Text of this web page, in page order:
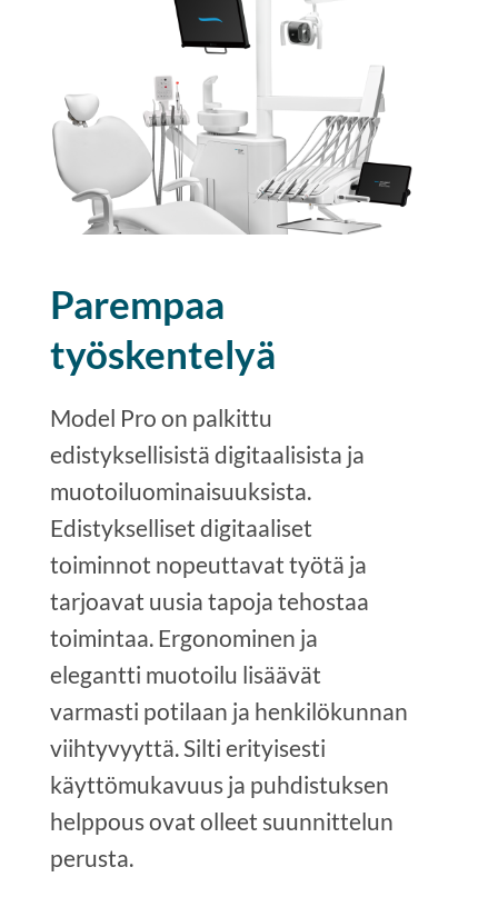
Parempaa
työskentelyä
Model Pro on palkittu
edistyksellisistä digitaalisista ja
muotoiluominaisuuksista.
Edistykselliset digitaaliset
toiminnot nopeuttavat työtä ja
tarjoavat uusia tapoja tehostaa
toimintaa. Ergonominen ja
elegantti muotoilu lisäävät
varmasti potilaan ja henkilökunnan
viihtyvyyttä. Silti erityisesti
käyttömukavuus ja puhdistuksen
helppous ovat olleet suunnittelun
perusta.